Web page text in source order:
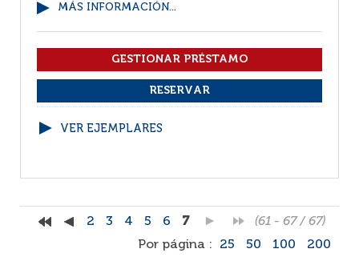
MÁS INFORMACIÓN...
VER EJEMPLARES
2 3 4 5 6 7
(61 - 67 / 67)
Por página :
25 50 100 200